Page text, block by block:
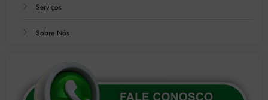
Serviços
Sobre Nós